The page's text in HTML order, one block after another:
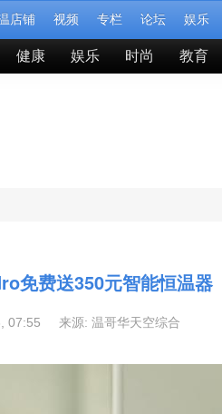
店铺 视频 专栏 论坛 娱乐
健康 娱乐 时尚 教育
免费送350元智能恒温器
07:55 来源: 温哥华天空综合